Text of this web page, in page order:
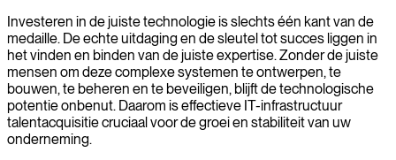
Investeren in de juiste technologie is slechts één kant van de
medaille. De echte uitdaging en de sleutel tot succes liggen in
het vinden en binden van de juiste expertise. Zonder de juiste
mensen om deze complexe systemen te ontwerpen, te
bouwen, te beheren en te beveiligen, blijft de technologische
potentie onbenut. Daarom is effectieve IT-infrastructuur
talentacquisitie cruciaal voor de groei en stabiliteit van uw
onderneming.